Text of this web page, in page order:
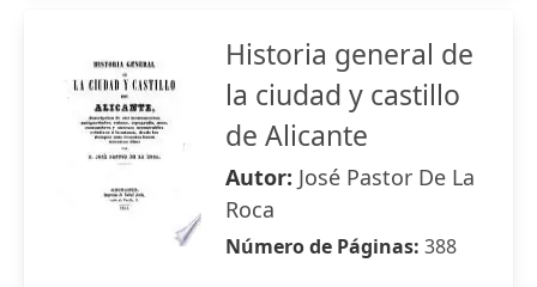
Historia general de
la ciudad y castillo
de Alicante
Autor: José Pastor De La
Roca
Número de Páginas: 388